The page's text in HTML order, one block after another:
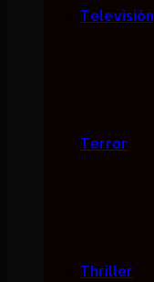
Televisión
Terror
Thriller